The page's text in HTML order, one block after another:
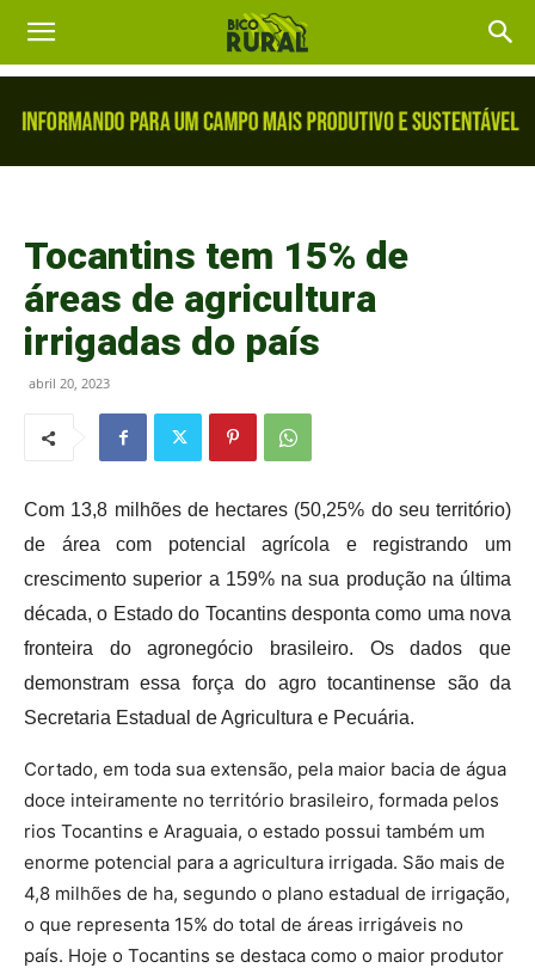
Tocantins tem 15% de
áreas de agricultura
irrigadas do país
abril 20, 2023
Com 13,8 milhões de hectares (50,25% do seu território)
de área com potencial agrícola e registrando um
crescimento superior a 159% na sua produção na última
década, o Estado do Tocantins desponta como uma nova
fronteira do agronegócio brasileiro. Os dados que
demonstram essa força do agro tocantinense são da
Secretaria Estadual de Agricultura e Pecuária.
Cortado, em toda sua extensão, pela maior bacia de água
doce inteiramente no território brasileiro, formada pelos
rios Tocantins e Araguaia, o estado possui também um
enorme potencial para a agricultura irrigada. São mais de
4,8 milhões de ha, segundo o plano estadual de irrigação,
o que representa 15% do total de áreas irrigáveis no
país. Hoje o Tocantins se destaca como o maior produtor